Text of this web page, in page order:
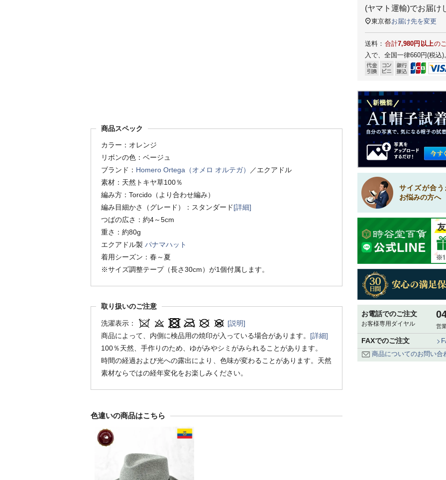
商品スペック
カラー：オレンジ
リボンの色：ベージュ
ブランド： Homero Ortega（オメロ オルテガ）
／エクアドル
素材：天然トキヤ草100％
編み方：Torcido（より合わせ編み）
編み目細かさ（グレード）：スタンダード[詳細]
つばの広さ：約4～5cm
重さ：約80g
エクアドル製 パナマハット
着用シーズン：春～夏
※サイズ調整テープ（長さ30cm）が1個付属します。
取り扱いのご注意
洗濯表示：
[説明]
商品によって、内側に検品用の焼印が入っている場合があります。 [詳細]
100％天然、手作りのため、ゆがみやシミがみられることがあります。
時間の経過および光への露出により、色味が変わることがあります。天然
素材ならではの経年変化をお楽しみください。
色違いの商品はこちら
(ヤマト運輸)でお届け
東京都お届け先を変更
送料： 合計7,980円以上の
入で、全国一律660円(税込)
サイズが合う
お悩みの方へ
お電話でのご注文
お客様専用ダイヤル 営
FAXでのご注文
商品についてのお問い合